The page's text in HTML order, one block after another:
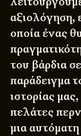
αξιολόγηση,
οποία ένας
του βάρδια
παράδειγμα
ιστορίας
πελάτες
μια